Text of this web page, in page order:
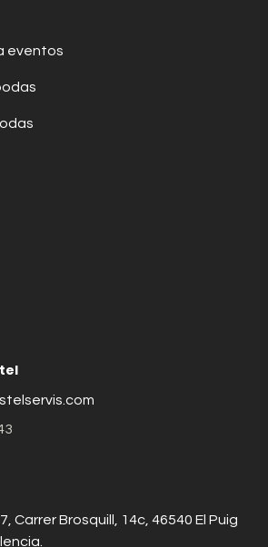
eventos
Carrer Brosquill, 14c, 46540 El Puig